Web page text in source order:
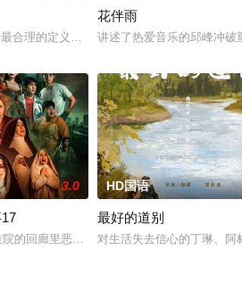
合理的定义，它是梦开始的地方，没有深思
花伴雨
讲述了热爱音乐的邱峰冲破
醉过后他该如何面对现实，能改变他的命运的
3.0
的回廊里恶灵潜藏，血腥诅咒悄然蔓延，修
HD国语
最好的道别
对生活失去信心的丁琳、阿